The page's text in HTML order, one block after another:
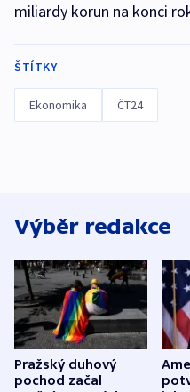
miliardy korun na konci
ŠTÍTKY
Ekonomika ČT24
Výběr redakce
Pražský duhový
pochod začal